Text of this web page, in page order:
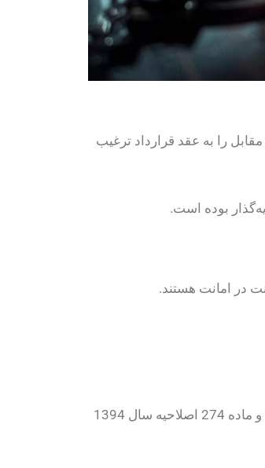
را به عقد قرارداد ترغیب
بوده است.
در امانت هستند.
مدیرانی که با پنهان‌کاری مالیاتی، اسناد صوری، یا جعل فاکتور اقدام به کاهش مبلغ مالیات می‌کنند، مشمول ماده 201 قانون مالیات‌ها و ماده 274 اصلاحیه سال 1394